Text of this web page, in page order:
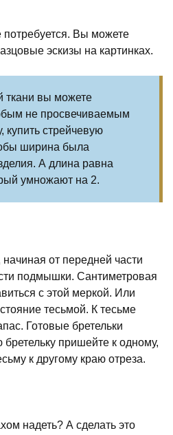
потребуется. Вы можете
эскизы на картинках.
ткани вы можете
не просвечиваемым
купить стрейчевую
ширина была
А длина равна
умножают на 2.
начиная от передней части
подмышки. Сантиметровая
с этой меркой. Или
тесьмой. К тесьме
Готовые бретельки
бретельку пришейте к одному,
к другому краю отреза.
надеть? А сделать это